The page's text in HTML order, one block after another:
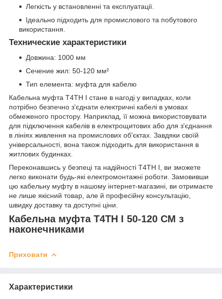
Легкість у встановленні та експлуатації.
Ідеально підходить для промислового та побутового
використання.
Технические характеристики
Довжина: 1000 мм
Сечение жил: 50-120 мм²
Тип елемента: муфта для кабелю
Кабельна муфта T4TH I стане в нагоді у випадках, коли
потрібно безпечно з'єднати електричні кабелі в умовах
обмеженого простору. Наприклад, її можна використовувати
для підключення кабелів в електрощитових або для з'єднання
в лініях живлення на промислових об'єктах. Завдяки своїй
універсальності, вона також підходить для використання в
житлових будинках.
Переконавшись у безпеці та надійності T4TH I, ви зможете
легко виконати будь-які електромонтажні роботи. Замовивши
цю кабельну муфту в нашому інтернет-магазині, ви отримаєте
не лише якісний товар, але й професійну консультацію,
швидку доставку та доступні ціни.
Кабельна муфта T4TH I 50-120 СМ з
наконечниками
Приховати
Характеристики